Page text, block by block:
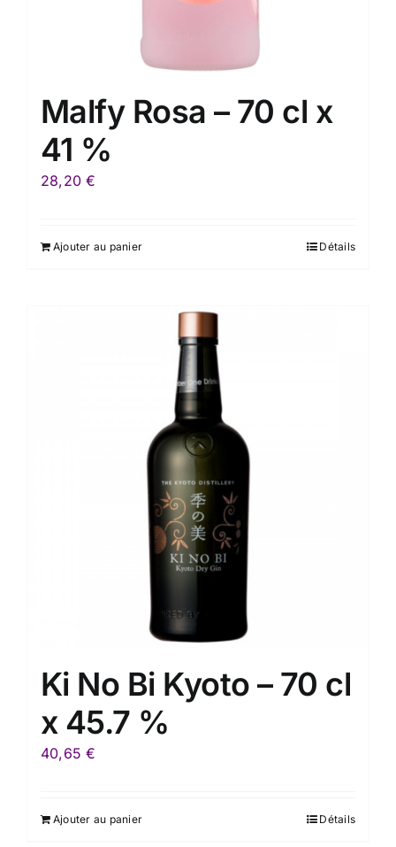
Malfy Rosa – 70 cl x
41 %
28,20€
Ajouter au panier Détails
Ki No Bi Kyoto – 70 cl
x 45.7 %
40,65€
Ajouter au panier Détails